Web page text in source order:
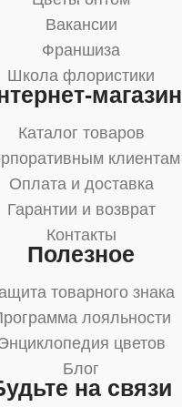
Вакансии
Франшиза
Школа флористики
магазин
Каталог товаров
клиентам
Оплата и доставка
Гарантии и возврат
Контакты
Полезное
товарного знака
лояльности
цветов
Блог
на связи